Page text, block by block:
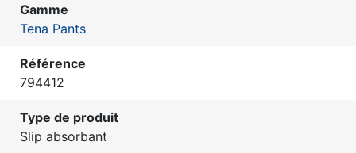
Gamme
Tena Pants
Référence
794412
Type de produit
Slip absorbant